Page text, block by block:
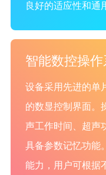
良好的适应性和通
智能数控操
设备采用先进的单
的数显控制界面。
声工作时间、超声
具备参数记忆功能
能力，用户可根据